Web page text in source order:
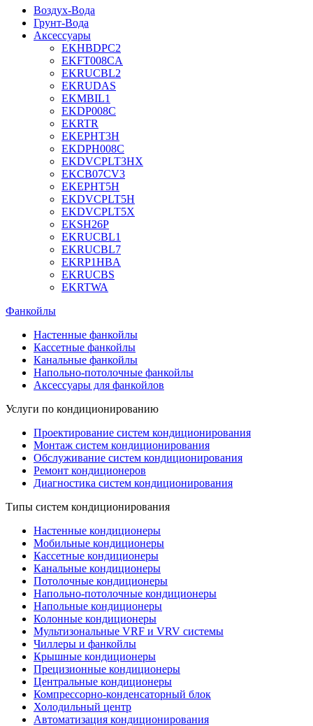
Воздух-Вода
Грунт-Вода
Аксессуары
EKHBDPC2
EKFT008CA
EKRUCBL2
EKRUDAS
EKMBIL1
EKDP008C
EKRTR
EKEPHT3H
EKDPH008C
EKDVCPLT3HX
EKCB07CV3
EKEPHT5H
EKDVCPLT5H
EKDVCPLT5X
EKSH26P
EKRUCBL1
EKRUCBL7
EKRP1HBA
EKRUCBS
EKRTWA
Фанкойлы
Настенные фанкойлы
Кассетные фанкойлы
Канальные фанкойлы
Напольно-потолочные фанкойлы
Аксессуары для фанкойлов
Услуги по кондиционированию
Проектирование систем кондиционирования
Монтаж систем кондиционирования
Обслуживание систем кондиционирования
Ремонт кондиционеров
Диагностика систем кондиционирования
Типы систем кондиционирования
Настенные кондиционеры
Мобильные кондиционеры
Кассетные кондиционеры
Канальные кондиционеры
Потолочные кондиционеры
Напольно-потолочные кондиционеры
Напольные кондиционеры
Колонные кондиционеры
Мультизональные VRF и VRV системы
Чиллеры и фанкойлы
Крышные кондиционеры
Прецизионные кондиционеры
Центральные кондиционеры
Компрессорно-конденсаторный блок
Холодильный центр
Автоматизация кондиционирования